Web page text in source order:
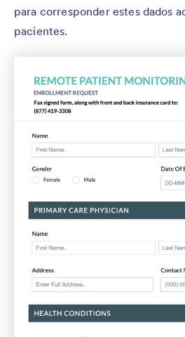
para corresponder estes dados
pacientes.